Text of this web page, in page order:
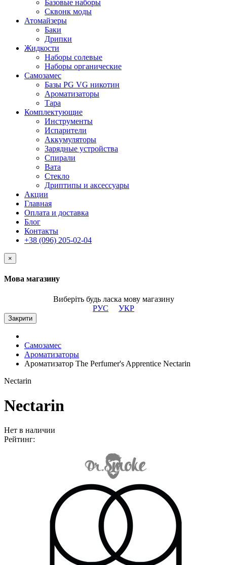
Базовые наборы
Сквонк моды
Атомайзеры
Баки
Дрипки
Жидкости
Наборы солевые
Наборы органические
Самозамес
Базы PG VG никотин
Ароматизаторы
Тара
Комплектующие
Инструменты
Испарители
Аккумуляторы
Зарядные устройства
Спирали
Вата
Стекло
Дриптипы и аксессуары
Акции
Главная
Оплата и доставка
Блог
Контакты
+38 (096) 205-02-04
×
Мова магазину
Виберіть будь ласка мову магазину
РУС
УКР
Закрити
Самозамес
Ароматизаторы
Ароматизатор The Perfumer's Apprentice Nectarin
Nectarin
Nectarin
Нет в наличии
Рейтинг: